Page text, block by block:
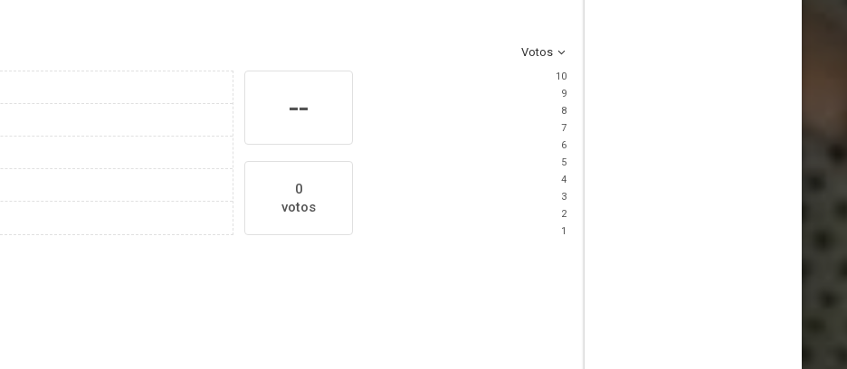
Votos
--
0
votos
10
9
8
7
6
5
4
3
2
1